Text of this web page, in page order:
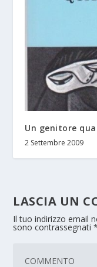
Un genitore
2 Settembre 2009
LASCIA UN
Il tuo indirizzo email
sono contrassegnati*